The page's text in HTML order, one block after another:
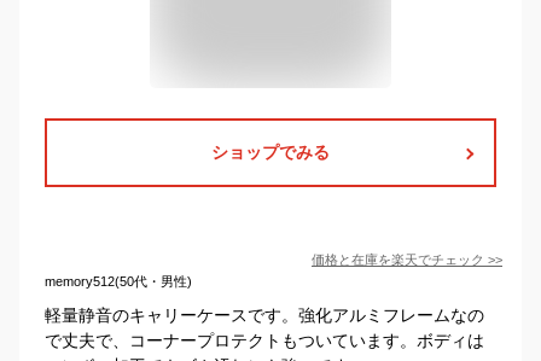
ショップでみる
価格と在庫を楽天でチェック >>
memory512(50代・男性)
軽量静音のキャリーケースです。強化アルミフレームなの
で丈夫で、コーナープロテクトもついています。ボディは